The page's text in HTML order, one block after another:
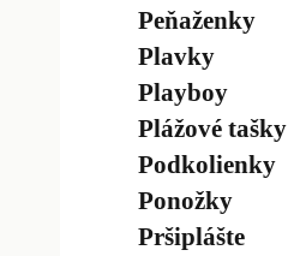
Peňaženky
Plavky
Playboy
Plážové tašky
Podkolienky
Ponožky
Pršiplášte